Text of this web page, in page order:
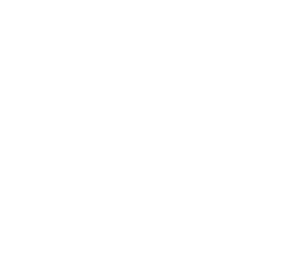
professionnel, la
repas du soir et le petit-
et ressourçante pour créer